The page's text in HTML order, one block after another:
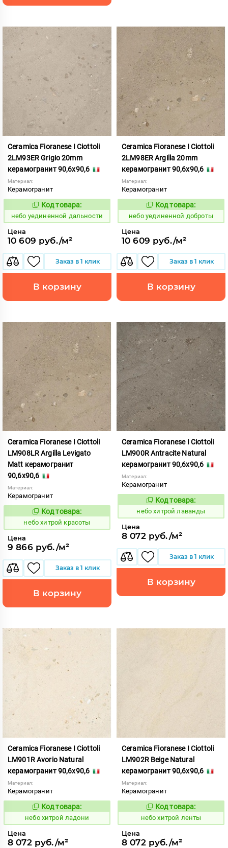
Ceramica Fioranese I Ciottoli
2LM93ER Grigio 20mm
керамогранит 90,6x90,6
Материал:
Керамогранит
1122996
Код товара:
небо уединенной дальности
Цена
10 609 руб./м²
Заказ в 1 клик
В корзину
Ceramica Fioranese I Ciottoli
2LM98ER Argilla 20mm
керамогранит 90,6x90,6
Материал:
Керамогранит
1122997
Код товара:
небо уединенной доброты
Цена
10 609 руб./м²
Заказ в 1 клик
В корзину
Ceramica Fioranese I Ciottoli
LM908LR Argilla Levigato
Matt керамогранит
90,6x90,6
Материал:
Керамогранит
1123415
Код товара:
небо хитрой красоты
Цена
9 866 руб./м²
Заказ в 1 клик
В корзину
Ceramica Fioranese I Ciottoli
LM900R Antracite Natural
керамогранит 90,6x90,6
Материал:
Керамогранит
1123416
Код товара:
небо хитрой лаванды
Цена
8 072 руб./м²
Заказ в 1 клик
В корзину
Ceramica Fioranese I Ciottoli
LM901R Avorio Natural
керамогранит 90,6x90,6
Материал:
Керамогранит
1123417
Код товара:
небо хитрой ладони
Цена
8 072 руб./м²
Ceramica Fioranese I Ciottoli
LM902R Beige Natural
керамогранит 90,6x90,6
Материал:
Керамогранит
1123418
Код товара:
небо хитрой ленты
Цена
8 072 руб./м²